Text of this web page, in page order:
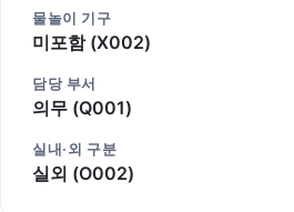
물놀이 기구
미포함 (X002)
담당 부서
의무 (Q001)
실내·외 구분
실외 (O002)